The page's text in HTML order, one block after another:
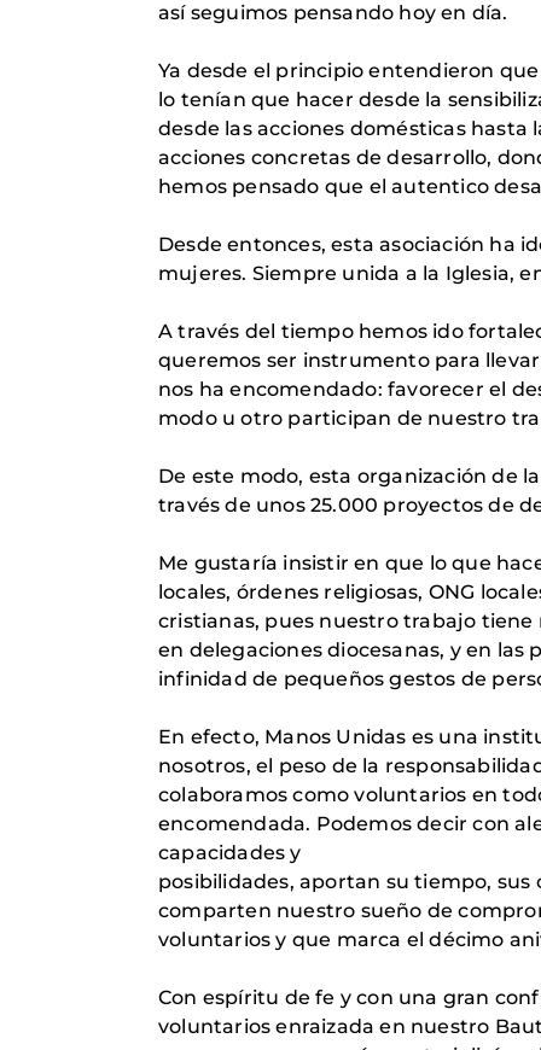
así seguimos pensando hoy en día.
Ya desde el principio entendieron
lo tenían que hacer desde la
desde las acciones domésticas
acciones concretas de desarrollo,
hemos pensado que el autentico
Desde entonces, esta asociación ha
mujeres. Siempre unida a la Iglesia,
A través del tiempo hemos ido
queremos ser instrumento para
nos ha encomendado: favorecer el
modo u otro participan de nuestro
De este modo, esta organización de
través de unos 25.000 proyectos de
Me gustaría insistir en que lo que
locales, órdenes religiosas, ONG
cristianas, pues nuestro trabajo
en delegaciones diocesanas, y en
infinidad de pequeños gestos de
En efecto, Manos Unidas es una
nosotros, el peso de la
colaboramos como voluntarios en
encomendada. Podemos decir con
capacidades y
posibilidades, aportan su tiempo,
comparten nuestro sueño de
voluntarios y que marca el décimo
Con espíritu de fe y con una gran
voluntarios enraizada en nuestro